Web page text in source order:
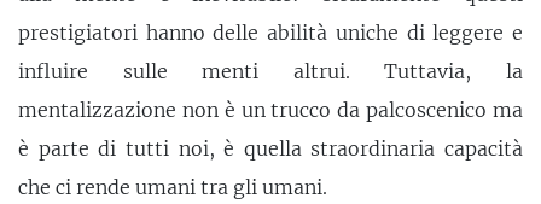
prestigiatori hanno delle abilità uniche di leggere e
influire sulle menti altrui. Tuttavia, la
mentalizzazione non è un trucco da palcoscenico ma
è parte di tutti noi, è quella straordinaria capacità
che ci rende umani tra gli umani.